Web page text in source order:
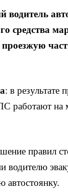
водитель
средства
: в результате
работают на
правил
водителю
автостоянку.